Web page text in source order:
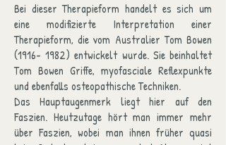
Bei dieser Therapieform handelt es sich um
eine modifizierte Interpretation einer
Therapieform, die vom Australier Tom Bowen
(1916- 1982) entwickelt wurde. Sie beinhaltet
Tom Bowen Griffe, myofasciale Reflexpunkte
und ebenfalls osteopathische Techniken.
Das Hauptaugenmerk liegt hier auf den
Faszien. Heutzutage hört man immer mehr
über Faszien, wobei man ihnen früher quasi